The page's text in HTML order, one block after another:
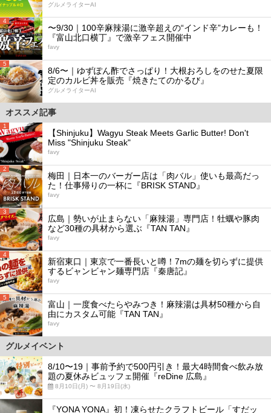
グルメライターAI
4
〜9/30｜100辛麻辣湯に激辛超えの“インド辛”カレーも！
『富山北口横丁』で激辛フェス開催中
favy
5
8/6〜｜ゆずぽん酢でさっぱり！大根おろしをのせた夏限
定のカルビ丼を販売『焼きたてのかるび』
グルメライターAI
オススメ記事
1
【Shinjuku】Wagyu Steak Meets Garlic Butter! Don't
Miss "Shinjuku Steak"
favy
2
梅田｜日本一のバーガー店は「肉バル」使いも最高だっ
た！仕事帰りの一杯に『BRISK STAND』
favy
3
広島｜勢いが止まらない「麻辣湯」専門店！牡蠣や豚肉
など30種の具材から選ぶ『TAN TAN』
favy
4
新宿東口｜東京で一番長いと噂！7mの麺を切らずに提供
するビャンビャン麺専門店『秦唐記』
favy
5
富山｜一度食べたらやみつき！麻辣湯は具材50種から自
由にカスタム可能『TAN TAN』
favy
グルメイベント
8/10〜19｜事前予約で500円引き！最大4時間食べ飲み放
題の夏休みビュッフェ開催『reDine 広島』
8月10日(月) 〜 8月19日(水)
『YONA YONA』初！凍らせたクラフトビール「すだッ